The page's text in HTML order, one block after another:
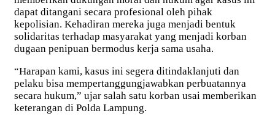
dapat ditangani secara profesional oleh pihak
kepolisian. Kehadiran mereka juga menjadi bentuk
solidaritas terhadap masyarakat yang menjadi korban
dugaan penipuan bermodus kerja sama usaha.
“Harapan kami, kasus ini segera ditindaklanjuti dan
pelaku bisa mempertanggungjawabkan perbuatannya
secara hukum,” ujar salah satu korban usai memberikan
keterangan di Polda Lampung.